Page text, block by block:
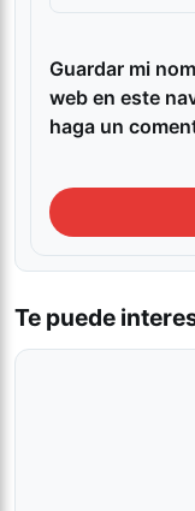
Guardar mi
web en este
haga un
Te puede